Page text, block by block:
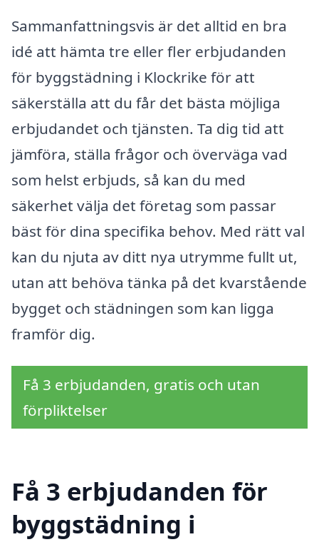
Sammanfattningsvis är det alltid en bra
idé att hämta tre eller fler erbjudanden
för byggstädning i Klockrike för att
säkerställa att du får det bästa möjliga
erbjudandet och tjänsten. Ta dig tid att
jämföra, ställa frågor och överväga vad
som helst erbjuds, så kan du med
säkerhet välja det företag som passar
bäst för dina specifika behov. Med rätt val
kan du njuta av ditt nya utrymme fullt ut,
utan att behöva tänka på det kvarstående
bygget och städningen som kan ligga
framför dig.
Få 3 erbjudanden, gratis och utan
förpliktelser
Få 3 erbjudanden för
byggstädning i